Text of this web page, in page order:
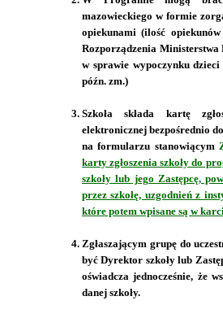
mazowieckiego w formie
opiekunami (ilość
Rozporządzenia
w sprawie wypoczynku
późn. zm.)
Szkoła składa kartę
elektronicznej bezpośrednio
na formularzu stanowiącym
karty zgłoszenia szkoły do
szkoły lub jego Zastępcę,
przez szkołę, uzgodnień z
które potem wpisane są w
Zgłaszającym grupę do
być Dyrektor szkoły lub
oświadcza jednocześnie, że
danej szkoły.